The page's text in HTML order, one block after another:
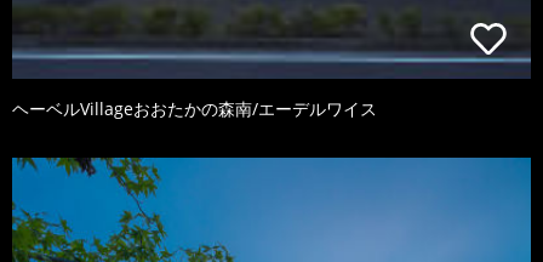
ヘーベルVillageおおたかの森南/エーデルワイス